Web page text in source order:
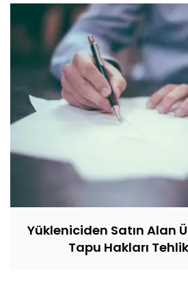
Yükleniciden Satın Alan
Tapu Hakları